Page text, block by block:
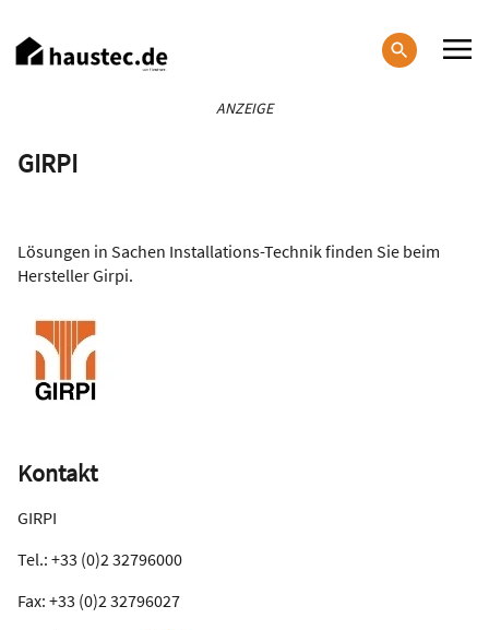
zum
Inhalt
ANZEIGE
GIRPI
Lösungen in Sachen Installations-Technik finden Sie beim
Hersteller Girpi.
Kontakt
GIRPI
Tel.: +33 (0)2 32796000
Fax: +33 (0)2 32796027